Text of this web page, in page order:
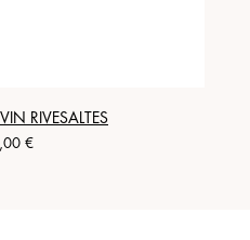
RIVESALTES
€